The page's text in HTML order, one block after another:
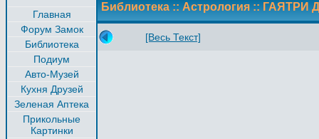
Главная
Форум Замок
Библиотека
Подиум
Авто-Музей
Кухня Друзей
Зеленая Аптека
Прикольные
Картинки
Библиотека :: Астрология :: ГАЯТРИ
[Весь Текст]